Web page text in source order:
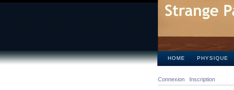
HOME PHYSIQUE
Connexion Inscription